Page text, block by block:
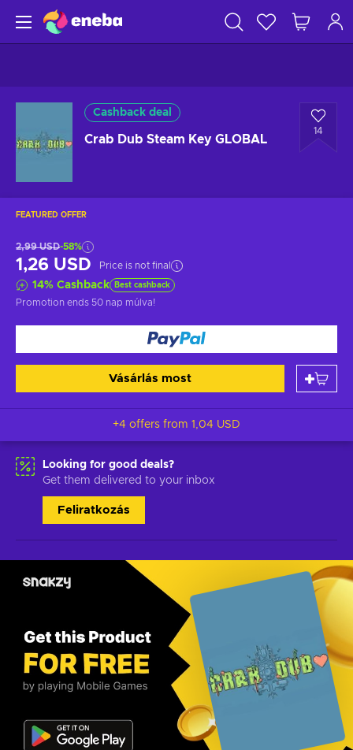
Cashback deal
Crab Dub Steam Key GLOBAL
14
FEATURED OFFER
2,99 USD-58%
1,26 USD Price is not final
14% Cashback Best cashback
Promotion ends 50 nap múlva!
Vásárlás most
+4 offers from 1,04 USD
Looking for good deals?
Get them delivered to your inbox
Feliratkozás